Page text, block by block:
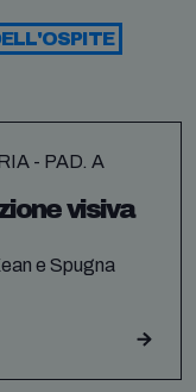
- PAD. A
visiva
e Spugna